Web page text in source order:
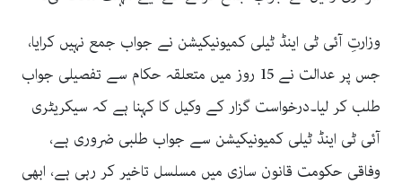
وزارتِ آئی ٹی اینڈ ٹیلی کمیونیکیشن نے جواب جمع نہیں کرایا،
جس پر عدالت نے 15 روز میں متعلقہ حکام سے تفصیلی جواب
طلب کر لیا۔درخواست گزار کے وکیل کا کہنا ہے کہ سیکریٹری
آئی ٹی اینڈ ٹیلی کمیونیکیشن سے جواب طلبی ضروری ہے،
وفاقی حکومت قانون سازی میں مسلسل تاخیر کر رہی ہے، ابھی